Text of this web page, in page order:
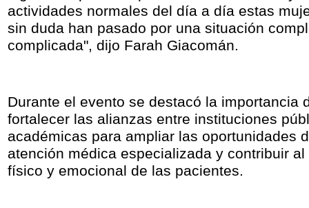
actividades normales del día a día estas
sin duda han pasado por una situación
complicada", dijo Farah Giacomán.
Durante el evento se destacó la importancia
fortalecer las alianzas entre instituciones
académicas para ampliar las oportunidades
atención médica especializada y contribuir
físico y emocional de las pacientes.